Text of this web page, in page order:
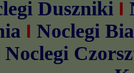
Duszniki I
I Noclegi
Noclegi